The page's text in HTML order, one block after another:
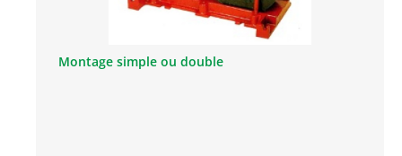
Montage simple ou double